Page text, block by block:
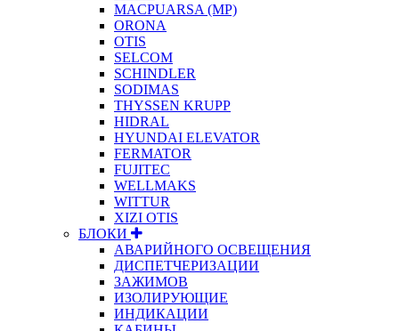
MACPUARSA (MP)
ORONA
OTIS
SELCOM
SCHINDLER
SODIMAS
THYSSEN KRUPP
HIDRAL
HYUNDAI ELEVATOR
FERMATOR
FUJITEC
WELLMAKS
WITTUR
XIZI OTIS
БЛОКИ
АВАРИЙНОГО ОСВЕЩЕНИЯ
ДИСПЕТЧЕРИЗАЦИИ
ЗАЖИМОВ
ИЗОЛИРУЮЩИЕ
ИНДИКАЦИИ